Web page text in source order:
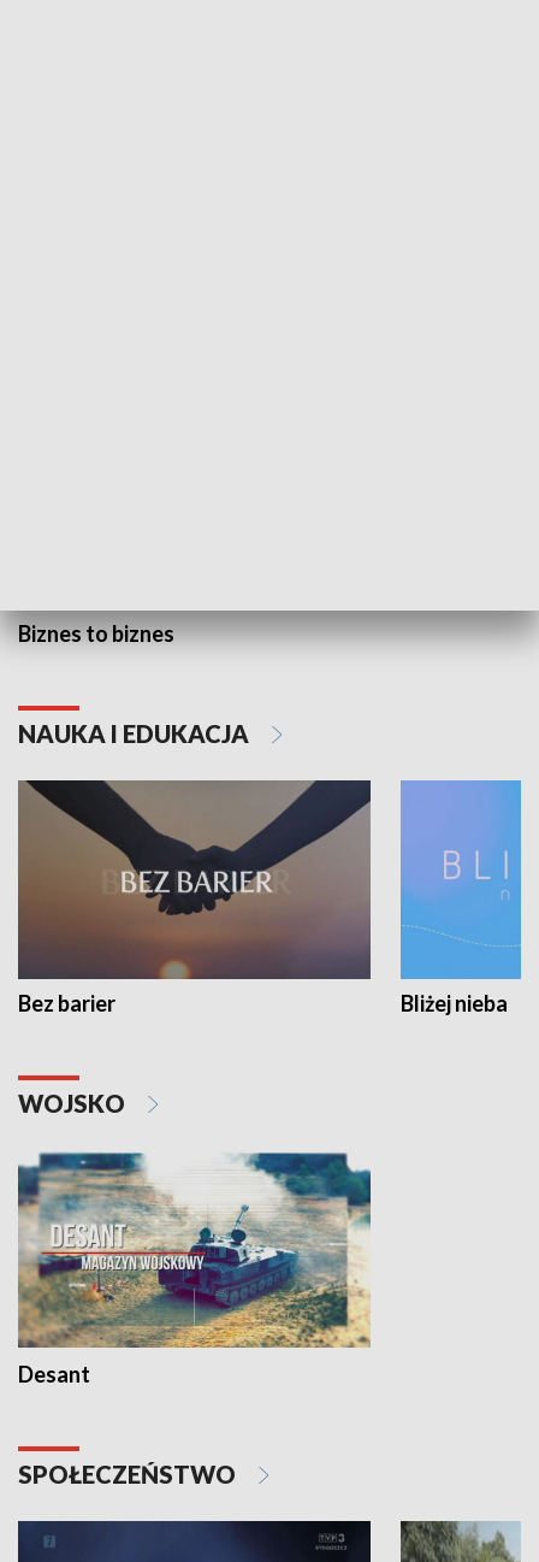
Biznes to biznes
NAUKA I EDUKACJA
Bez barier Bliżej nieba
WOJSKO
Desant
SPOŁECZEŃSTWO